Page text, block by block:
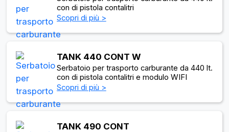
con di pistola contalitri
Scopri di più >
TANK 440 CONT W
Serbatoio per trasporto carburante da 440 lt.
con di pistola contalitri e modulo WIFI
Scopri di più >
TANK 490 CONT